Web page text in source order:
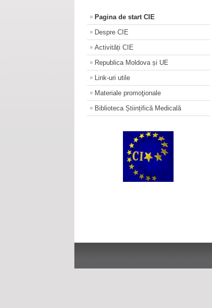
Pagina de start CIE
Despre CIE
Activități CIE
Republica Moldova și UE
Link-uri utile
Materiale promoţionale
Biblioteca Științifică Medicală